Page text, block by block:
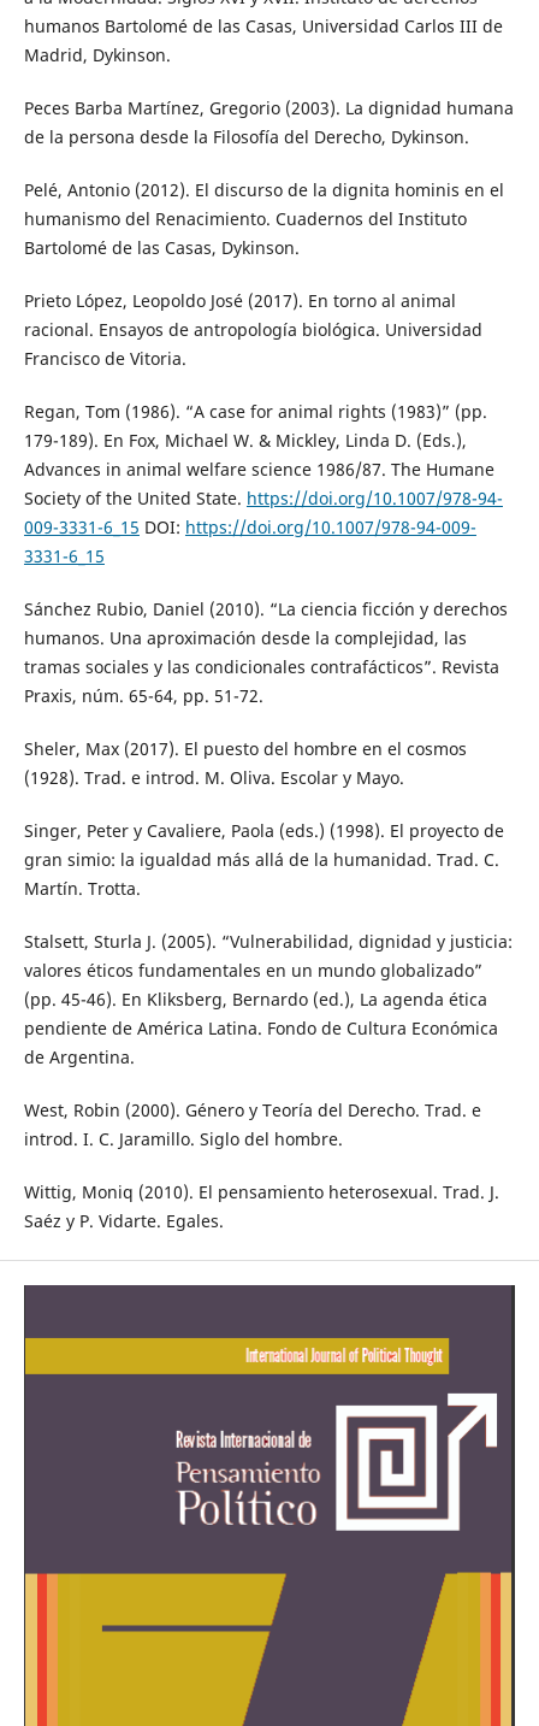
humanos Bartolomé de las Casas, Universidad Carlos III de
Madrid, Dykinson.
Peces Barba Martínez, Gregorio (2003). La dignidad humana
de la persona desde la Filosofía del Derecho, Dykinson.
Pelé, Antonio (2012). El discurso de la dignita hominis en el
humanismo del Renacimiento. Cuadernos del Instituto
Bartolomé de las Casas, Dykinson.
Prieto López, Leopoldo José (2017). En torno al animal
racional. Ensayos de antropología biológica. Universidad
Francisco de Vitoria.
Regan, Tom (1986). “A case for animal rights (1983)” (pp.
179-189). En Fox, Michael W. & Mickley, Linda D. (Eds.),
Advances in animal welfare science 1986/87. The Humane
Society of the United State. https://doi.org/10.1007/978-94-
009-3331-6_15 DOI: https://doi.org/10.1007/978-94-009-
3331-6_15
Sánchez Rubio, Daniel (2010). “La ciencia ficción y derechos
humanos. Una aproximación desde la complejidad, las
tramas sociales y las condicionales contrafácticos”. Revista
Praxis, núm. 65-64, pp. 51-72.
Sheler, Max (2017). El puesto del hombre en el cosmos
(1928). Trad. e introd. M. Oliva. Escolar y Mayo.
Singer, Peter y Cavaliere, Paola (eds.) (1998). El proyecto de
gran simio: la igualdad más allá de la humanidad. Trad. C.
Martín. Trotta.
Stalsett, Sturla J. (2005). “Vulnerabilidad, dignidad y justicia:
valores éticos fundamentales en un mundo globalizado”
(pp. 45-46). En Kliksberg, Bernardo (ed.), La agenda ética
pendiente de América Latina. Fondo de Cultura Económica
de Argentina.
West, Robin (2000). Género y Teoría del Derecho. Trad. e
introd. I. C. Jaramillo. Siglo del hombre.
Wittig, Moniq (2010). El pensamiento heterosexual. Trad. J.
Saéz y P. Vidarte. Egales.